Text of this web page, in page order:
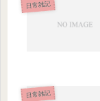
日常雑記
日常雑記